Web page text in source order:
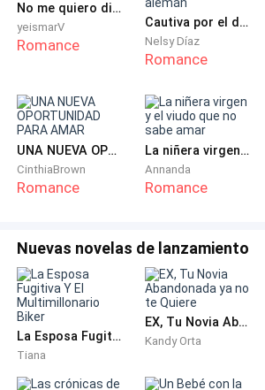
Así fueron pasando los años, en total
lo humillé y lo traté como una mierda.
Sin embargo, la vida dio muchas
años. Por ejemplo, mi familia cayó
declaró en bancarrota. También, por
corazón que a veces una no
sentir algo por él. O, también, por
Cuando me entregó los papeles del
descarado me dijo que su primer
su vida, y era su deseo estar con ella.
Debo admitir que, en ese momento,
cayó como un baldado de agua fría,
alguna vez planeé se desmoronó.
No me quiero divorciar
yeismarV
Romance
Cautiva por el despiadado alemán
Nelsy Díaz
Romance
UNA NUEVA OPORTUNIDAD PARA AMAR
CinthiaBrown
Romance
La niñera virgen y el viudo que no sabe amar
Annanda
Romance
Nuevas novelas de lanzamiento
La Esposa Fugitiva Y El Multimillonario Biker
Tiana
EX, Tu Novia Abandonada ya no te Quiere
Kandy Orta